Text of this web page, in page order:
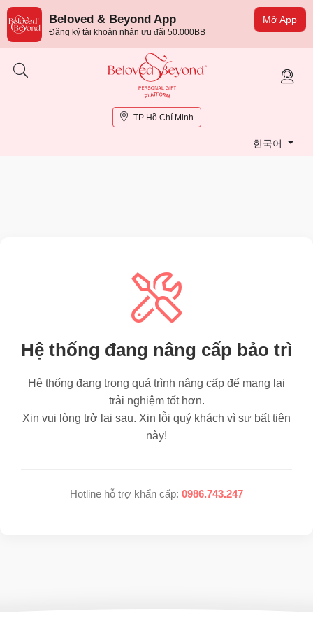
Mở App
Beloved & Beyond App
Đăng ký tài khoản nhận ưu đãi 50.000BB
TP Hồ Chí Minh
한국어
Hệ thống đang nâng cấp bảo trì
Hệ thống đang trong quá trình nâng cấp để mang lại
trải nghiệm tốt hơn.
Xin vui lòng trở lại sau. Xin lỗi quý khách vì sự bất tiện
này!
Hotline hỗ trợ khẩn cấp: 0986.743.247